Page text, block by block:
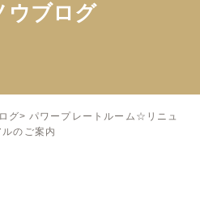
ウブログ
グ
パワープレートルーム☆リニュ
ルのご案内